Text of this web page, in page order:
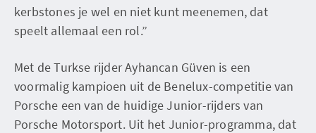
kerbstones je wel en niet kunt meenemen, dat
speelt allemaal een rol.”
Met de Turkse rijder Ayhancan Güven is een
voormalig kampioen uit de Benelux-competitie van
Porsche een van de huidige Junior-rijders van
Porsche Motorsport. Uit het Junior-programma, dat